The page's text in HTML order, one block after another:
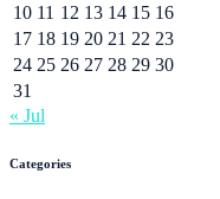
10 11 12 13 14 15 16
17 18 19 20 21 22 23
24 25 26 27 28 29 30
31
« Jul
Categories